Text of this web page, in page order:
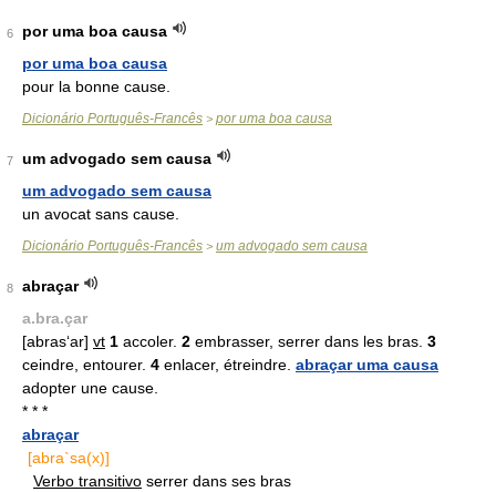
6
por uma boa causa
por uma boa causa
pour la bonne cause.
Dicionário Português-Francês > por uma boa causa
7
um advogado sem causa
um advogado sem causa
un avocat sans cause.
Dicionário Português-Francês > um advogado sem causa
8
abraçar
a.bra.çar
[abras‘ar] vt 1 accoler. 2 embrasser, serrer dans les bras. 3
ceindre, entourer. 4 enlacer, étreindre. abraçar uma causa
adopter une cause.
* * *
abraçar
[abra`sa(x)]
Verbo transitivo serrer dans ses bras